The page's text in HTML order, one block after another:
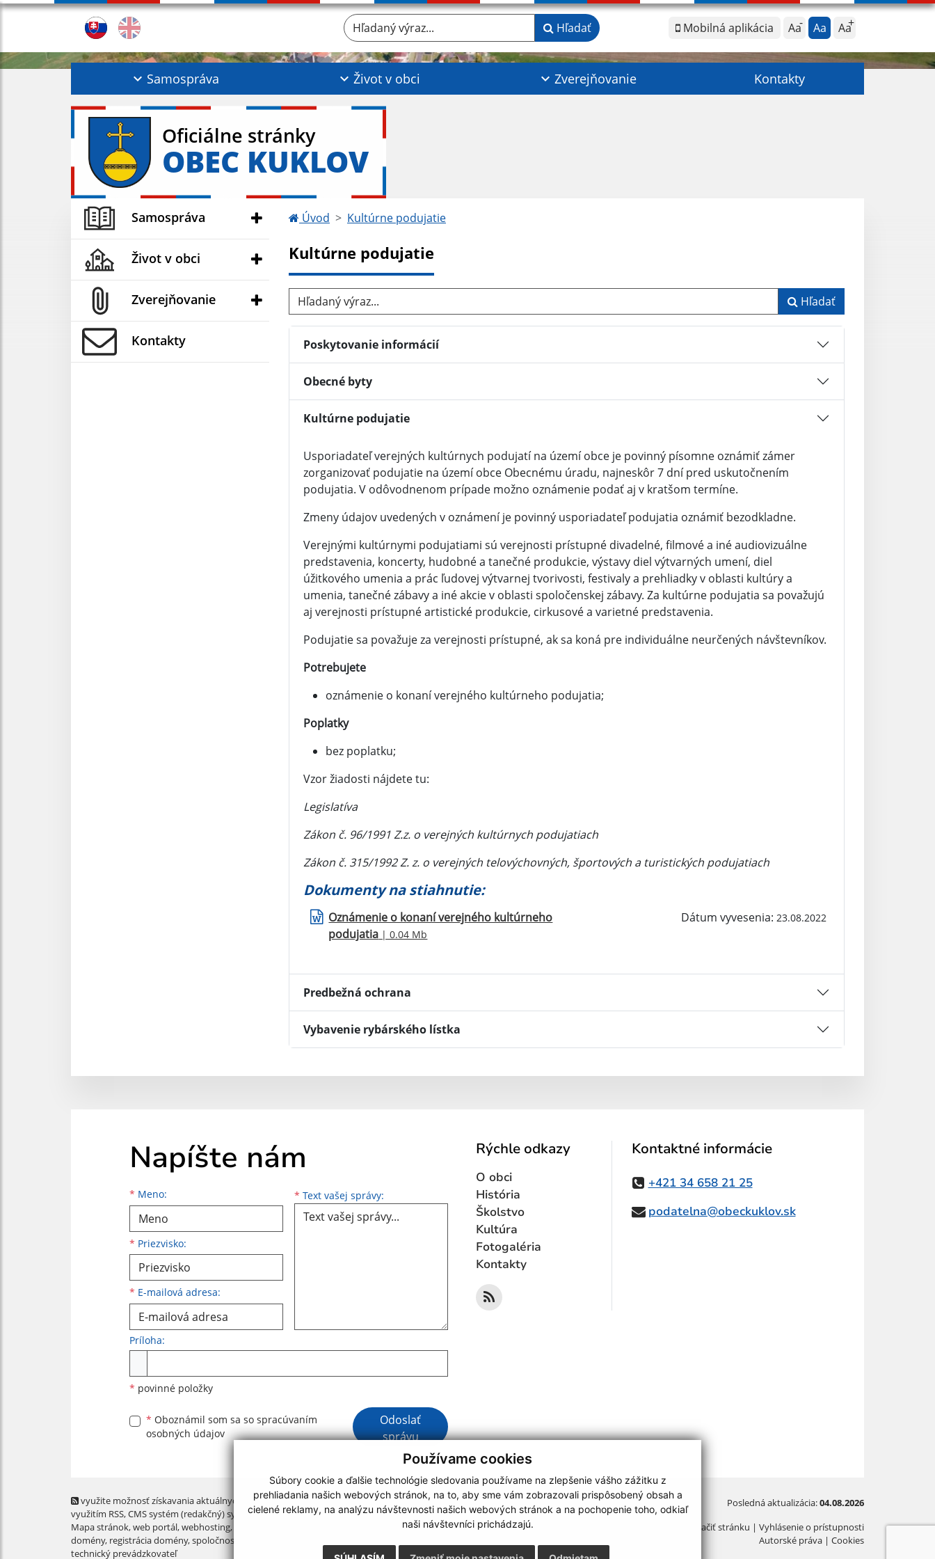
Používame cookies
Súbory cookie a ďalšie technológie sledovania používame na zlepšenie vášho zážitku z
prehliadania našich webových stránok, na to, aby sme vám zobrazovali prispôsobený obsah a
cielené reklamy, na analýzu návštevnosti našich webových stránok a na pochopenie toho, odkiaľ
naši návštevníci prichádzajú.
Mobilná aplikácia Aa Aa Aa
Hľadaný výraz... Hľadať
Samospráva Život v obci Zverejňovanie Kontakty
Oficiálne stránky
OBEC KUKLOV
Samospráva
Život v obci
Zverejňovanie
Kontakty
Úvod Kultúrne podujatie
Kultúrne podujatie
Hľadaný výraz... Hľadať
Poskytovanie informácií
Obecné byty
Kultúrne podujatie
Usporiadateľ verejných kultúrnych podujatí na území obce je povinný písomne oznámiť zámer
zorganizovať podujatie na území obce Obecnému úradu, najneskôr 7 dní pred uskutočnením
podujatia. V odôvodnenom prípade možno oznámenie podať aj v kratšom termíne.
Zmeny údajov uvedených v oznámení je povinný usporiadateľ podujatia oznámiť bezodkladne.
Verejnými kultúrnymi podujatiami sú verejnosti prístupné divadelné, filmové a iné audiovizuálne
predstavenia, koncerty, hudobné a tanečné produkcie, výstavy diel výtvarných umení, diel
úžitkového umenia a prác ľudovej výtvarnej tvorivosti, festivaly a prehliadky v oblasti kultúry a
umenia, tanečné zábavy a iné akcie v oblasti spoločenskej zábavy. Za kultúrne podujatia sa považujú
aj verejnosti prístupné artistické produkcie, cirkusové a varietné predstavenia.
Podujatie sa považuje za verejnosti prístupné, ak sa koná pre individuálne neurčených návštevníkov.
Potrebujete
oznámenie o konaní verejného kultúrneho podujatia;
Poplatky
bez poplatku;
Vzor žiadosti nájdete tu:
Legislatíva
Zákon č. 96/1991 Z.z. o verejných kultúrnych podujatiach
Zákon č. 315/1992 Z. z. o verejných telovýchovných, športových a turistických podujatiach
Dokumenty na stiahnutie:
Oznámenie o konaní verejného kultúrneho
podujatia | 0.04 Mb
Dátum vyvesenia: 23.08.2022
Predbežná ochrana
Vybavenie rybárského lístka
Napíšte nám
* Meno:
Meno
* Priezvisko:
Priezvisko
* E-mailová adresa:
E-mailová adresa * Text vašej správy: Text vašej správy...
Príloha:
* povinné položky
* Oboznámil som sa so spracúvaním
osobných údajov
Google reCaptcha Response
Odoslať
správu
Rýchle odkazy
O obci
História
Školstvo
Kultúra
Fotogaléria
Kontakty
Kontaktné informácie
+421 34 658 21 25
podatelna@obeckuklov.sk
využite možnosť získavania aktuálnych informácií s
využitím RSS, CMS systém (redakčný) systém ECHELON 2,
Mapa stránok,web portál,webhosting,
domény, registrácia domény,spoločnosť webex.digital, s.r.o.
technický prevádzkovateľ
Posledná aktualizácia:04.08.2026
Vytlačiť stránku | Vyhlásenie o prístupnosti
Autorské práva | Cookies
webdesign|